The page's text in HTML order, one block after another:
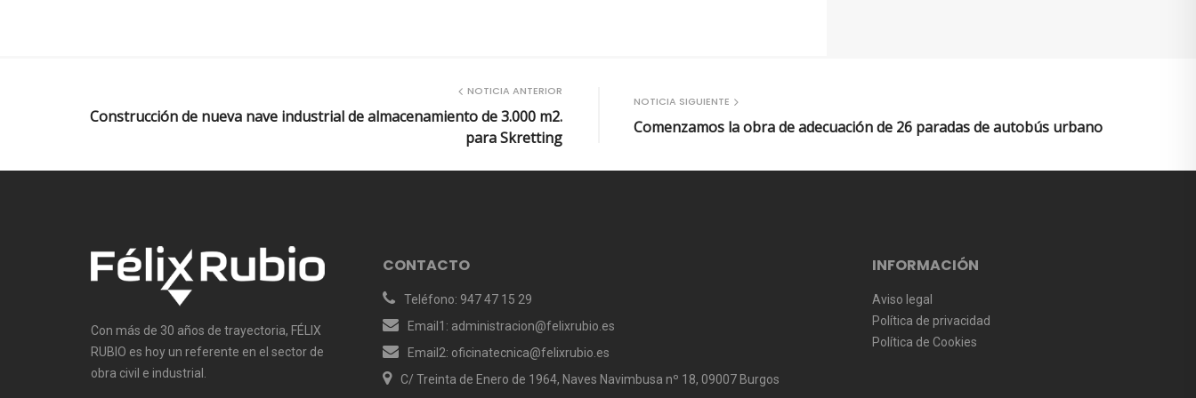
NOTICIA ANTERIOR
Construcción de nueva nave industrial de almacenamiento de 3.000 m2.
para Skretting
NOTICIA SIGUIENTE
Comenzamos la obra de adecuación de 26 paradas de autobús urbano
Con más de 30 años de trayectoria, FÉLIX
RUBIO es hoy un referente en el sector de
obra civil e industrial.
CONTACTO
Teléfono: 947 47 15 29
Email1: administracion@felixrubio.es
Email2: oficinatecnica@felixrubio.es
C/ Treinta de Enero de 1964, Naves Navimbusa nº 18, 09007 Burgos
INFORMACIÓN
Aviso legal
Política de privacidad
Política de Cookies